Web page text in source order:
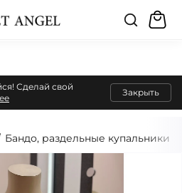
Сделай свой
Закрыть
Бандо, раздельные купальники